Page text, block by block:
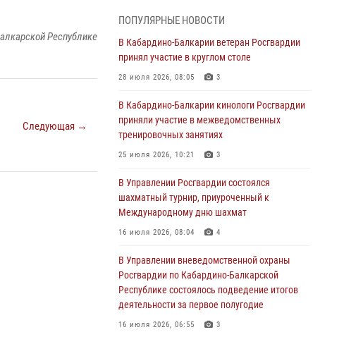
Республике
Следующая →
1 августа – День дежурной службы войск
национальной гвардии Российской
В Росгвардии вспоминают российских
воинов, погибших в Первой мировой войне
Директор Росгвардии Герой России генерал
армии Виктор Золотов поздравил
специалистов подразделений тыла с
01 августа 2026, 00:10
Росгвардия обеспечивает безопасность
граждан на южном направлении
31 июля 2026, 09:22
ПОПУЛЯРНЫЕ НОВОСТИ
В Кабардино-Балкарии ветеран Росгвардии
принял участие в круглом столе
28 июля 2026, 08:05 3
В Кабардино-Балкарии кинологи Росгвардии
приняли участие в межведомственных
тренировочных занятиях
25 июля 2026, 10:21 3
В Управлении Росгвардии состоялся
шахматный турнир, приуроченный к
Международному дню шахмат
16 июля 2026, 08:04 4
В Управлении вневедомственной охраны
Росгвардии по Кабардино-Балкарской
Республике состоялось подведение итогов
деятельности за первое полугодие
16 июля 2026, 06:55 3